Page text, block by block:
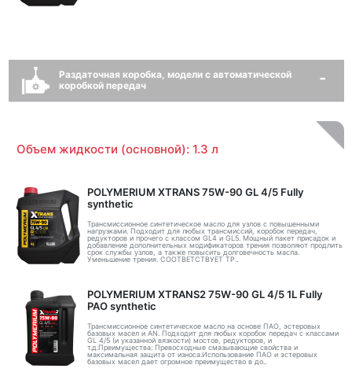
Раздаточная коробка, модели с автоматической
коробкой передач
Объем жидкости (основной): 1.3 л
POLYMERIUM XTRANS 75W-90 GL 4/5 Fully
synthetic
Трансмиссионное синтетическое масло для узлов с повышенными
нагрузками. Подходит для любых трансмиссий, коробок передач,
редукторов и прочего с классом GL4 и GL5. Мощный пакет присадок и
добавление дополнительных модификаторов трения позволяют продлить
срок службы узлов, а также повысить долговечность масла.
Уменьшение трения. СООТВЕТСТВУЕТ ТР..
POLYMERIUM XTRANS2 75W-90 GL 4/5 1L Fully
PAO synthetic
Трансмиссионное синтетическое масло на основе ПАО, эстеровых
базовых масел и AN. Подходит для любых коробок передач с классами
GL 4/5 (и указанной вязкости) мостов, редукторов, и
т.д.Преимущества: Превосходные смазывающие свойства и
максимальная защита от износа.Использование ПАО и эстеровых
базовых масел дает огромное преимущество в до..